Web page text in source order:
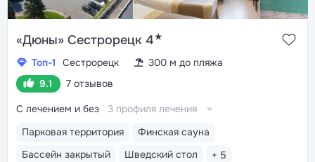
«Дюны» Сестрорецк 4★
Топ-1 Сестрорецк
300 м до пляжа
9.1
7 отзывов
Парковая территория
Финская сауна
Бассейн закрытый
Шведский стол + 5
С лечением и без 3 профиля лечения